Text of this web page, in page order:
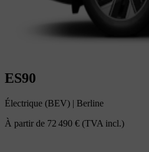
ES90
Électrique (BEV) | Berline
À partir de 72 490 € (TVA incl.)